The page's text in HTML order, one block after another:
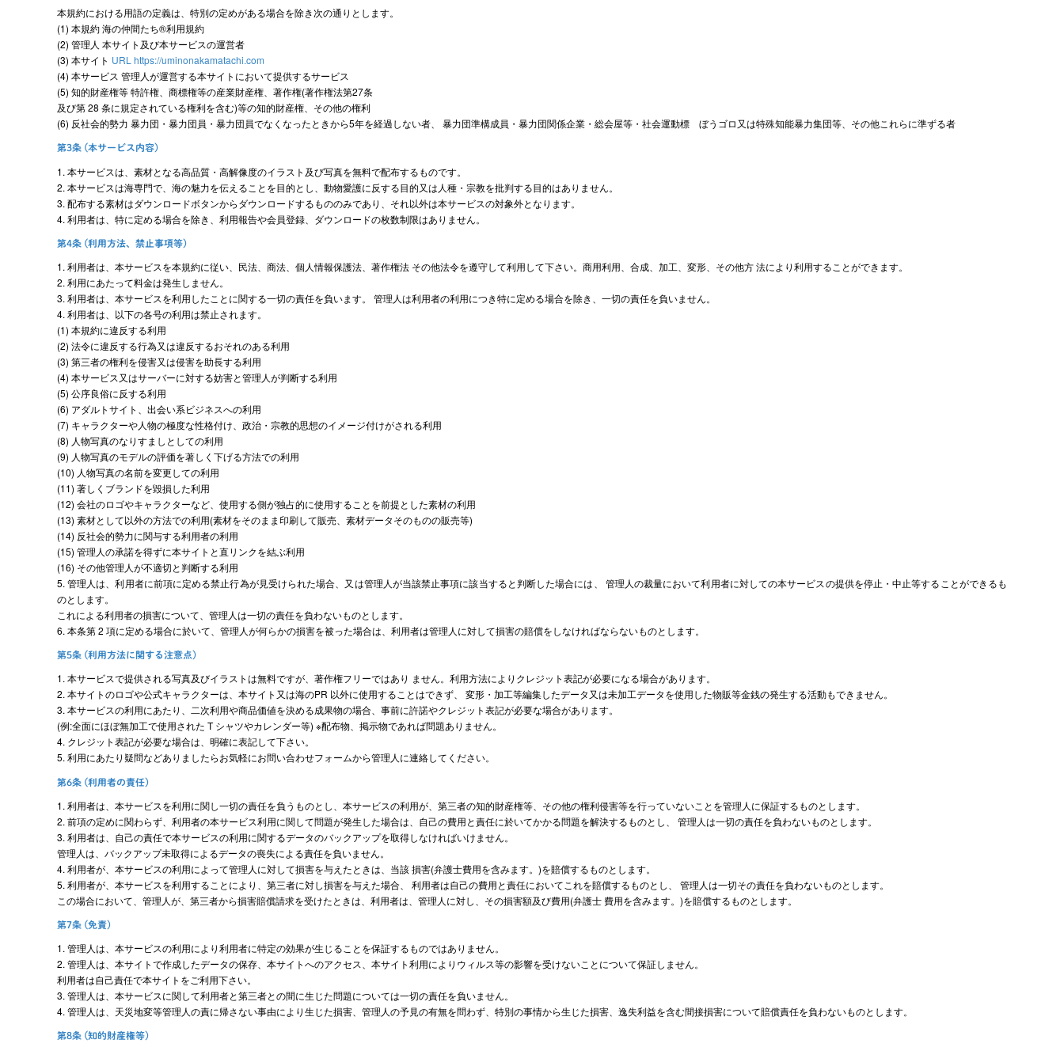
本規約における用語の定義は、特別の定めがある場合を除き次の通りとします。
(1) 本規約 海の仲間たち®利用規約
(2) 管理人 本サイト及び本サービスの運営者
(3) 本サイト URL https://uminonakamatachi.com
(4) 本サービス 管理人が運営する本サイトにおいて提供するサービス
(5) 知的財産権等 特許権、商標権等の産業財産権、著作権(著作権法第27条
及び第 28 条に規定されている権利を含む)等の知的財産権、その他の権利
(6) 反社会的勢力 暴力団・暴力団員・暴力団員でなくなったときから5年を経過しない者、 暴力団準構成員・暴力団関係企業・総会屋等・社会運動標 ぼうゴロ又は特殊知能暴力集団等、その他これらに準ずる者
第3条 (本サービス内容)
1. 本サービスは、素材となる高品質・高解像度のイラスト及び写真を無料で配布するものです。
2. 本サービスは海専門で、海の魅力を伝えることを目的とし、動物愛護に反する目的又は人種・宗教を批判する目的はありません。
3. 配布する素材はダウンロードボタンからダウンロードするもののみであり、それ以外は本サービスの対象外となります。
4. 利用者は、特に定める場合を除き、利用報告や会員登録、ダウンロードの枚数制限はありません。
第4条 (利用方法、禁止事項等)
1. 利用者は、本サービスを本規約に従い、民法、商法、個人情報保護法、著作権法 その他法令を遵守して利用して下さい。商用利用、合成、加工、変形、その他方 法により利用することができます。
2. 利用にあたって料金は発生しません。
3. 利用者は、本サービスを利用したことに関する一切の責任を負います。 管理人は利用者の利用につき特に定める場合を除き、一切の責任を負いません。
4. 利用者は、以下の各号の利用は禁止されます。
(1) 本規約に違反する利用
(2) 法令に違反する行為又は違反するおそれのある利用
(3) 第三者の権利を侵害又は侵害を助長する利用
(4) 本サービス又はサーバーに対する妨害と管理人が判断する利用
(5) 公序良俗に反する利用
(6) アダルトサイト、出会い系ビジネスへの利用
(7) キャラクターや人物の極度な性格付け、政治・宗教的思想のイメージ付けがされる利用
(8) 人物写真のなりすましとしての利用
(9) 人物写真のモデルの評価を著しく下げる方法での利用
(10) 人物写真の名前を変更しての利用
(11) 著しくブランドを毀損した利用
(12) 会社のロゴやキャラクターなど、使用する側が独占的に使用することを前提とした素材の利用
(13) 素材として以外の方法での利用(素材をそのまま印刷して販売、素材データそのものの販売等)
(14) 反社会的勢力に関与する利用者の利用
(15) 管理人の承諾を得ずに本サイトと直リンクを結ぶ利用
(16) その他管理人が不適切と判断する利用
5. 管理人は、利用者に前項に定める禁止行為が見受けられた場合、又は管理人が当該禁止事項に該当すると判断した場合には、 管理人の裁量において利用者に対しての本サービスの提供を停止・中止等することができるも
のとします。
これによる利用者の損害について、管理人は一切の責任を負わないものとします。
6. 本条第 2 項に定める場合に於いて、管理人が何らかの損害を被った場合は、利用者は管理人に対して損害の賠償をしなければならないものとします。
第5条 (利用方法に関する注意点)
1. 本サービスで提供される写真及びイラストは無料ですが、著作権フリーではあり ません。利用方法によりクレジット表記が必要になる場合があります。
2. 本サイトのロゴや公式キャラクターは、本サイト又は海のPR 以外に使用することはできず、 変形・加工等編集したデータ又は未加工データを使用した物販等金銭の発生する活動もできません。
3. 本サービスの利用にあたり、二次利用や商品価値を決める成果物の場合、事前に許諾やクレジット表記が必要な場合があります。
(例:全面にほぼ無加工で使用された T シャツやカレンダー等) ※配布物、掲示物であれば問題ありません。
4. クレジット表記が必要な場合は、明確に表記して下さい。
5. 利用にあたり疑問などありましたらお気軽にお問い合わせフォームから管理人に連絡してください。
第6条 (利用者の責任)
1. 利用者は、本サービスを利用に関し一切の責任を負うものとし、本サービスの利用が、第三者の知的財産権等、その他の権利侵害等を行っていないことを管理人に保証するものとします。
2. 前項の定めに関わらず、利用者の本サービス利用に関して問題が発生した場合は、自己の費用と責任に於いてかかる問題を解決するものとし、 管理人は一切の責任を負わないものとします。
3. 利用者は、自己の責任で本サービスの利用に関するデータのバックアップを取得しなければいけません。
管理人は、バックアップ未取得によるデータの喪失による責任を負いません。
4. 利用者が、本サービスの利用によって管理人に対して損害を与えたときは、当該 損害(弁護士費用を含みます。)を賠償するものとします。
5. 利用者が、本サービスを利用することにより、第三者に対し損害を与えた場合、 利用者は自己の費用と責任においてこれを賠償するものとし、 管理人は一切その責任を負わないものとします。
この場合において、管理人が、第三者から損害賠償請求を受けたときは、利用者は、管理人に対し、その損害額及び費用(弁護士 費用を含みます。)を賠償するものとします。
第7条 (免責)
1. 管理人は、本サービスの利用により利用者に特定の効果が生じることを保証するものではありません。
2. 管理人は、本サイトで作成したデータの保存、本サイトへのアクセス、本サイト利用によりウィルス等の影響を受けないことについて保証しません。
利用者は自己責任で本サイトをご利用下さい。
3. 管理人は、本サービスに関して利用者と第三者との間に生じた問題については一切の責任を負いません。
4. 管理人は、天災地変等管理人の責に帰さない事由により生じた損害、管理人の予見の有無を問わず、特別の事情から生じた損害、逸失利益を含む間接損害について賠償責任を負わないものとします。
第8条 (知的財産権等)